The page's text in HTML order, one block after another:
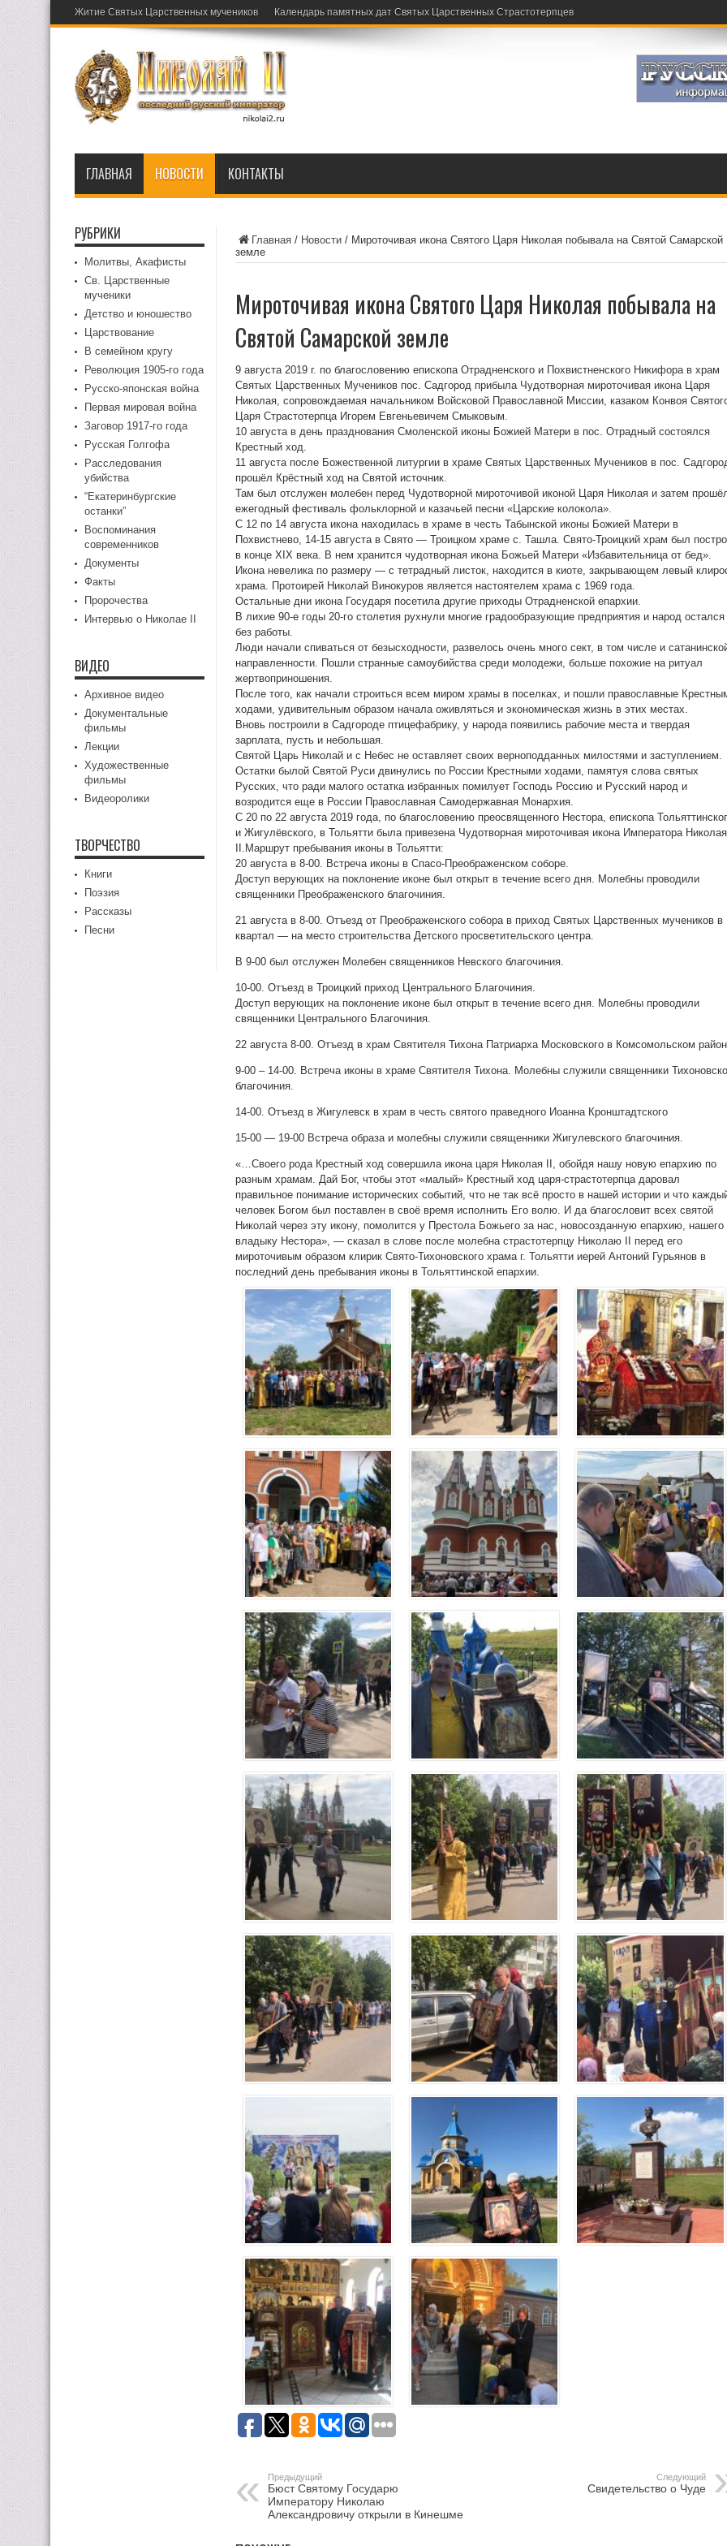
Житие Святых Царственных мучеников Календарь памятных дат Святых Царственных Страстотерпцев
ГЛАВНАЯ НОВОСТИ КОНТАКТЫ
Главная / Новости / Мироточивая икона Святого Царя Николая побывала на Святой Самарской
земле
Мироточивая икона Святого Царя Николая побывала на
Святой Самарской земле
9 августа 2019 г. по благословению епископа Отрадненского и Похвистненского Никифора в храм
Святых Царственных Мучеников пос. Садгород прибыла Чудотворная мироточивая икона Царя
Николая, сопровождаемая начальником Войсковой Православной Миссии, казаком Конвоя
Царя Страстотерпца Игорем Евгеньевичем Смыковым.
10 августа в день празднования Смоленской иконы Божией Матери в пос. Отрадный состоялся
Крестный ход.
11 августа после Божественной литургии в храме Святых Царственных Мучеников в пос.
прошёл Крёстный ход на Святой источник.
Там был отслужен молебен перед Чудотворной мироточивой иконой Царя Николая и затем
ежегодный фестиваль фольклорной и казачьей песни «Царские колокола».
С 12 по 14 августа икона находилась в храме в честь Табынской иконы Божией Матери в
Похвистнево, 14-15 августа в Свято — Троицком храме с. Ташла. Свято-Троицкий храм был
в конце XIX века. В нем хранится чудотворная икона Божьей Матери «Избавительница от бед».
Икона невелика по размеру — с тетрадный листок, находится в киоте, закрывающем левый
храма. Протоирей Николай Винокуров является настоятелем храма с 1969 года.
Остальные дни икона Государя посетила другие приходы Отрадненской епархии.
В лихие 90-е годы 20-го столетия рухнули многие градообразующие предприятия и народ остался
без работы.
Люди начали спиваться от безысходности, развелось очень много сект, в том числе и
направленности. Пошли странные самоубийства среди молодежи, больше похожие на ритуал
жертвоприношения.
После того, как начали строиться всем миром храмы в поселках, и пошли православные
ходами, удивительным образом начала оживляться и экономическая жизнь в этих местах.
Вновь построили в Садгороде птицефабрику, у народа появились рабочие места и твердая
зарплата, пусть и небольшая.
Святой Царь Николай и с Небес не оставляет своих верноподданных милостями и заступлением.
Остатки былой Святой Руси двинулись по России Крестными ходами, памятуя слова святых
Русских, что ради малого остатка избранных помилует Господь Россию и Русский народ и
возродится еще в России Православная Самодержавная Монархия.
С 20 по 22 августа 2019 года, по благословению преосвященного Нестора, епископа
и Жигулёвского, в Тольятти была привезена Чудотворная мироточивая икона Императора Николая
II.Маршрут пребывания иконы в Тольятти:
20 августа в 8-00. Встреча иконы в Спасо-Преображенском соборе.
Доступ верующих на поклонение иконе был открыт в течение всего дня. Молебны проводили
священники Преображенского благочиния.
21 августа в 8-00. Отъезд от Преображенского собора в приход Святых Царственных мучеников в
квартал — на место строительства Детского просветительского центра.
В 9-00 был отслужен Молебен священников Невского благочиния.
10-00. Отъезд в Троицкий приход Центрального Благочиния.
Доступ верующих на поклонение иконе был открыт в течение всего дня. Молебны проводили
священники Центрального Благочиния.
22 августа 8-00. Отъезд в храм Святителя Тихона Патриарха Московского в Комсомольском
9-00 – 14-00. Встреча иконы в храме Святителя Тихона. Молебны служили священники
благочиния.
14-00. Отъезд в Жигулевск в храм в честь святого праведного Иоанна Кронштадтского
15-00 — 19-00 Встреча образа и молебны служили священники Жигулевского благочиния.
«…Своего рода Крестный ход совершила икона царя Николая II, обойдя нашу новую епархию по
разным храмам. Дай Бог, чтобы этот «малый» Крестный ход царя-страстотерпца даровал
правильное понимание исторических событий, что не так всё просто в нашей истории и что
человек Богом был поставлен в своё время исполнить Его волю. И да благословит всех святой
Николай через эту икону, помолится у Престола Божьего за нас, новосозданную епархию, нашего
владыку Нестора», — сказал в слове после молебна страстотерпцу Николаю II перед его
мироточивым образом клирик Свято-Тихоновского храма г. Тольятти иерей Антоний Гурьянов в
последний день пребывания иконы в Тольяттинской епархии.
Предыдущий
Бюст Святому Государю
Императору Николаю
Александровичу открыли в Кинешме
Следующий
Свидетельство о Чуде
РУБРИКИ
Молитвы, Акафисты
Св. Царственные
мученики
Детство и юношество
Царствование
В семейном кругу
Революция 1905-го года
Русско-японская война
Первая мировая война
Заговор 1917-го года
Русская Голгофа
Расследования
убийства
“Екатеринбургские
останки”
Воспоминания
современников
Документы
Факты
Пророчества
Интервью о Николае II
ВИДЕО
Архивное видео
Документальные
фильмы
Лекции
Художественные
фильмы
Видеоролики
ТВОРЧЕСТВО
Книги
Поэзия
Рассказы
Песни